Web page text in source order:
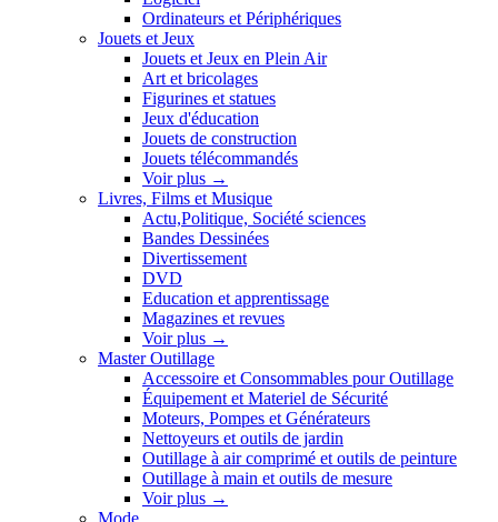
Ordinateurs et Périphériques
Jouets et Jeux
Jouets et Jeux en Plein Air
Art et bricolages
Figurines et statues
Jeux d'éducation
Jouets de construction
Jouets télécommandés
Voir plus →
Livres, Films et Musique
Actu,Politique, Société sciences
Bandes Dessinées
Divertissement
DVD
Education et apprentissage
Magazines et revues
Voir plus →
Master Outillage
Accessoire et Consommables pour Outillage
Équipement et Materiel de Sécurité
Moteurs, Pompes et Générateurs
Nettoyeurs et outils de jardin
Outillage à air comprimé et outils de peinture
Outillage à main et outils de mesure
Voir plus →
Mode